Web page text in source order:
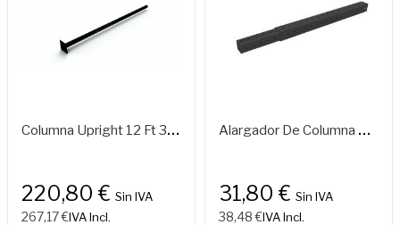
C
Olumna Upright 12 Ft 3,60 M.
220,80 € Sin IVA
267,17 €IVA Incl.
A
Largador De Columna Up Right 91,4 Cm
31,80 € Sin IVA
38,48 €IVA Incl.